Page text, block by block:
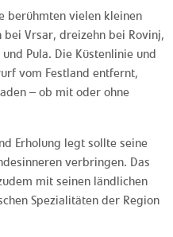
berühmten vielen kleinen
bei Vrsar, dreizehn bei Rovinj,
Pula. Die Küstenlinie und
vom Festland entfernt,
– ob mit oder ohne
Erholung legt sollte seine
verbringen. Das
mit seinen ländlichen
Spezialitäten der Region